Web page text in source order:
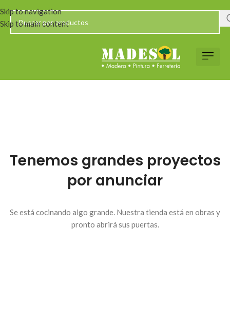
Skip to navigation
Skip to main content
Tenemos grandes proyectos
por anunciar
Se está cocinando algo grande. Nuestra tienda está en obras y
pronto abrirá sus puertas.